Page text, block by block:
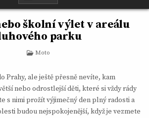
školní výlet v areálu
parku
Posted
Moto
Prahy, ale ještě přesně nevíte, kam
nebo odrostlejší děti, které si vždy rády
s nimi prožít výjimečný den plný radosti a
budou nejspokojenější, když je vezmete